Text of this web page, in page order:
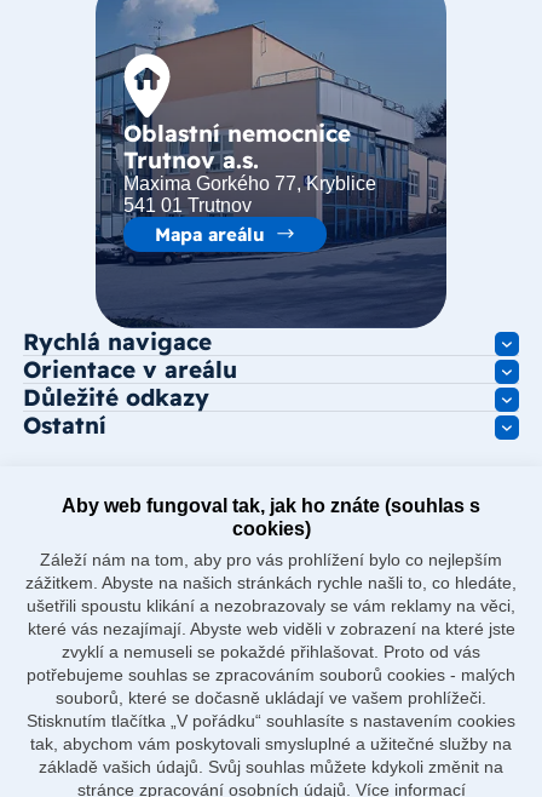
Oblastní nemocnice
Trutnov a.s.
Maxima Gorkého 77, Kryblice
541 01 Trutnov
Mapa areálu
Rychlá navigace
Orientace v areálu
Důležité odkazy
Ostatní
Aby web fungoval tak, jak ho znáte (souhlas s
cookies)
Záleží nám na tom, aby pro vás prohlížení bylo co nejlepším
zážitkem. Abyste na našich stránkách rychle našli to, co hledáte,
ušetřili spoustu klikání a nezobrazovaly se vám reklamy na věci,
které vás nezajímají. Abyste web viděli v zobrazení na které jste
zvyklí a nemuseli se pokaždé přihlašovat. Proto od vás
potřebujeme souhlas se zpracováním souborů cookies - malých
souborů, které se dočasně ukládají ve vašem prohlížeči.
Stisknutím tlačítka „V pořádku“ souhlasíte s nastavením cookies
tak, abychom vám poskytovali smysluplné a užitečné služby na
základě vašich údajů. Svůj souhlas můžete kdykoli změnit na
stránce zpracování osobních údajů. Více informací